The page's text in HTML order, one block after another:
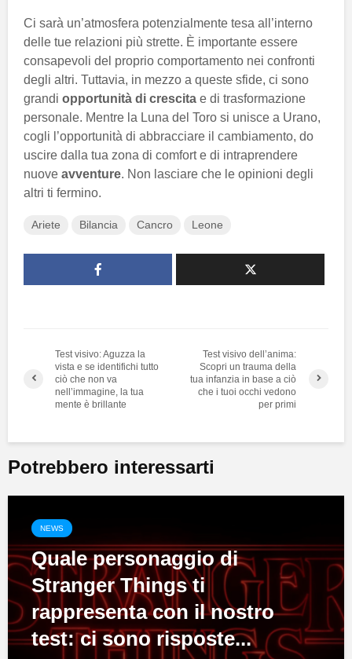
Ci sarà un’atmosfera potenzialmente tesa all’interno
delle tue relazioni più strette. È importante essere
consapevoli del proprio comportamento nei confronti
degli altri. Tuttavia, in mezzo a queste sfide, ci sono
grandi opportunità di crescita e di trasformazione
personale. Mentre la Luna del Toro si unisce a Urano,
cogli l’opportunità di abbracciare il cambiamento, do
uscire dalla tua zona di comfort e di intraprendere
nuove avventure. Non lasciare che le opinioni degli
altri ti fermino.
Ariete Bilancia Cancro Leone
Test visivo: Aguzza la
vista e se identifichi tutto
ciò che non va
nell’immagine, la tua
mente è brillante
Test visivo dell’anima:
Scopri un trauma della
tua infanzia in base a ciò
che i tuoi occhi vedono
per primi
Potrebbero interessarti
NEWS
Quale personaggio di
Stranger Things ti
rappresenta con il nostro
test: ci sono risposte...